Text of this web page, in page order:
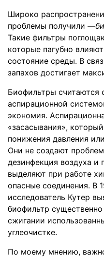
Широко
проблемы получили —
Такие фильтры
которые пагубно
состояние среды. В
запахов достигает
Биофильтры считаются
аспирационной
экономия.
«засасывания»,
понижения давления
Они не создают
дезинфекция воздуха и
выделяют при работе
опасные соединения. В
исследователь Кутер
биофильтр
сжигании
углеочистке.
По моему мнению,